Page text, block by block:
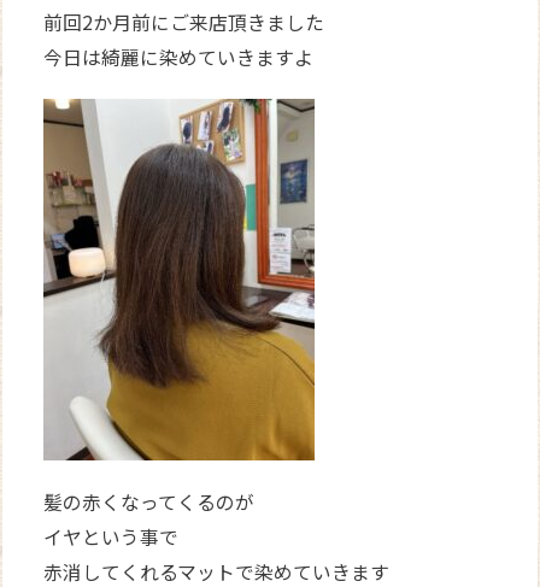
前回2か月前にご来店頂きました
今日は綺麗に染めていきますよ
髪の赤くなってくるのが
イヤという事で
赤消してくれるマットで染めていきます